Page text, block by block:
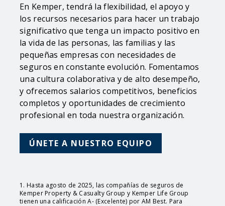
En Kemper, tendrá la flexibilidad, el apoyo y
los recursos necesarios para hacer un trabajo
significativo que tenga un impacto positivo en
la vida de las personas, las familias y las
pequeñas empresas con necesidades de
seguros en constante evolución. Fomentamos
una cultura colaborativa y de alto desempeño,
y ofrecemos salarios competitivos, beneficios
completos y oportunidades de crecimiento
profesional en toda nuestra organización.
ÚNETE A NUESTRO EQUIPO
1. Hasta agosto de 2025, las compañías de seguros de
Kemper Property & Casualty Group y Kemper Life Group
tienen una calificación A- (Excelente) por AM Best. Para